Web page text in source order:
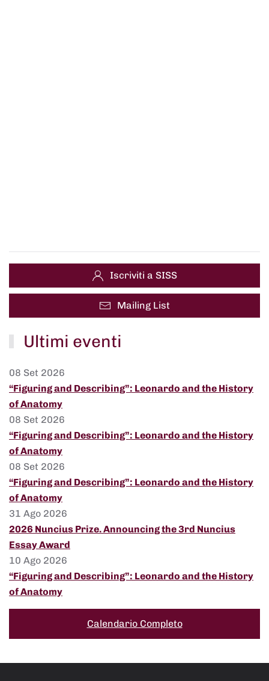
Iscriviti a SISS
Mailing List
Ultimi eventi
08 Set 2026
“Figuring and Describing”: Leonardo and the History
of Anatomy
08 Set 2026
“Figuring and Describing”: Leonardo and the History
of Anatomy
08 Set 2026
“Figuring and Describing”: Leonardo and the History
of Anatomy
31 Ago 2026
2026 Nuncius Prize. Announcing the 3rd Nuncius
Essay Award
10 Ago 2026
“Figuring and Describing”: Leonardo and the History
of Anatomy
Calendario Completo